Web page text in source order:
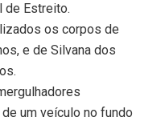
de Estreito.
os corpos de
e de Silvana dos
um veículo no fundo